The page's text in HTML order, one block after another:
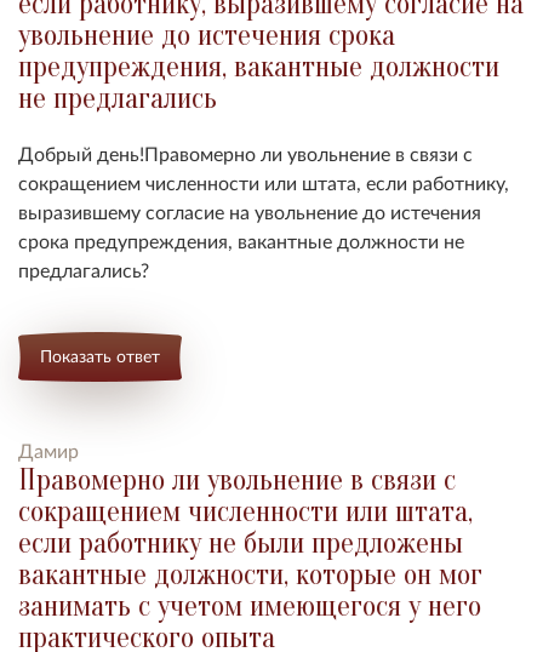
увольнение до истечения срока
предупреждения, вакантные должности
не предлагались
Добрый день!Правомерно ли увольнение в связи с
сокращением численности или штата, если работнику,
выразившему согласие на увольнение до истечения
срока предупреждения, вакантные должности не
предлагались?
Показать ответ
Дамир
Правомерно ли увольнение в связи с
сокращением численности или штата,
если работнику не были предложены
вакантные должности, которые он мог
занимать с учетом имеющегося у него
практического опыта